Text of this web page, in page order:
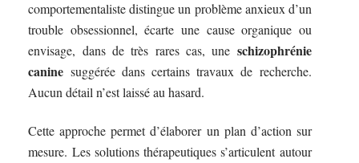
comportementaliste distingue un problème anxieux d’un
trouble obsessionnel, écarte une cause organique ou
envisage, dans de très rares cas, une schizophrénie
canine suggérée dans certains travaux de recherche.
Aucun détail n’est laissé au hasard.
Cette approche permet d’élaborer un plan d’action sur
mesure. Les solutions thérapeutiques s’articulent autour